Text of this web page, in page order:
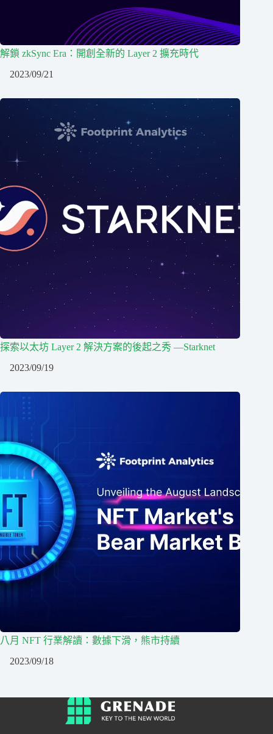
解鎖 zkSync Era：開創全新的 Layer 2 擴充時代
2023/09/21
探索以太坊 Layer 2 解決方案的後起之秀 —Starknet
2023/09/19
八月 NFT 行業解讀：數據下滑，熊市持續
2023/09/18